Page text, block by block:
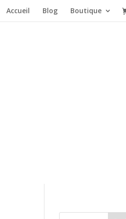
Accueil Blog Boutique